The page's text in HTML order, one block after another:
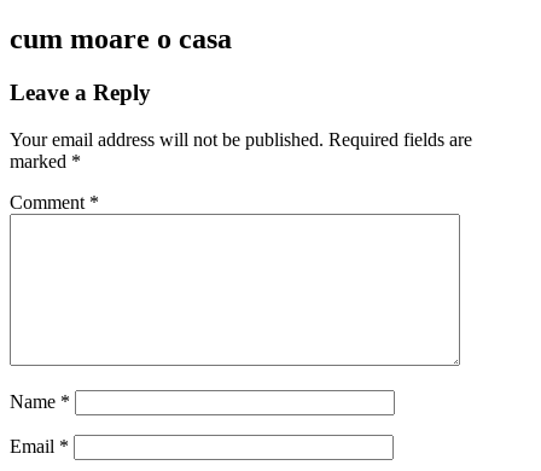
cum moare o casa
Leave a Reply
Your email address will not be published. Required fields are
marked *
Comment *
Name *
Email *